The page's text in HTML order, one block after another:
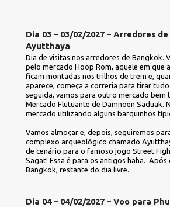
Dia 03 – 03/02/2027 – Arredores
Ayutthaya
Dia de visitas nos arredores de Bangkok.
pelo mercado Hoop Rom, aquele em que
ficam montadas nos trilhos de trem e,
aparece, começa a correria para tirar
seguida, vamos para outro mercado bem
Mercado Flutuante de Damnoen Saduak.
mercado utilizando alguns barquinhos
Vamos almoçar e, depois, seguiremos
complexo arqueológico chamado
de cenário para o famoso jogo Street
Sagat! Essa é para os antigos haha.
Bangkok, restante do dia livre.
Dia 04 – 04/02/2027 – Voo para